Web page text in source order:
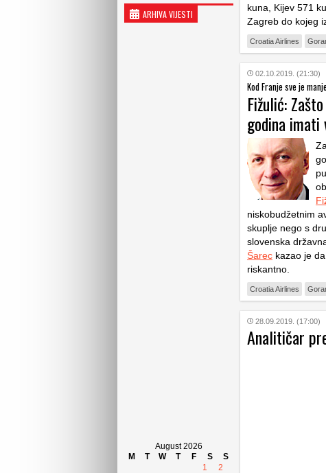
ARHIVA VIJESTI
August 2026
M
T W T F S
S
1
2
kuna, Kijev 571
Zagreb do kojeg
Croatia Airlines
02.10.2019. (21:30)
Kod Franje sve je manje
Fižulić:
godina imati
niskobudžetnim
skuplje nego s
slovenska
Šarec kazao je
riskantno.
Croatia Airlines
28.09.2019. (17:00)
Analitičar